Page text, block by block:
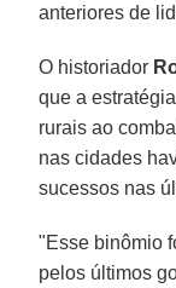
anteriores de
O historiador
que a
rurais ao
nas cidades
sucessos nas
"Esse binômio
pelos últimos